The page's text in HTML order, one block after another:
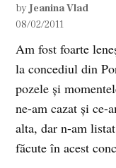
by Jeanina Vlad
08/02/2011
Am fost foarte
la concediul din
pozele şi
ne-am cazat şi ce-
alta, dar n-am
făcute în acest